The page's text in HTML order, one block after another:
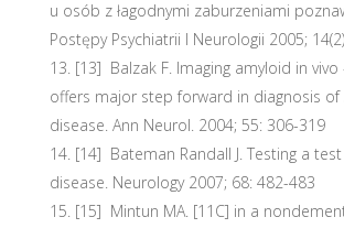
u osób z łagodnymi zaburzeniami
Postępy Psychiatrii I Neurologii 2005;
[13] Balzak F. Imaging amyloid in vivo
offers major step forward in diagnosis of
disease. Ann Neurol. 2004; 55: 306-319
[14] Bateman Randall J. Testing a
disease. Neurology 2007; 68: 482-483
[15] Mintun MA. [11C] in a